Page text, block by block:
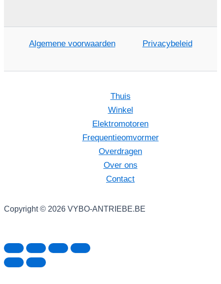
Algemene voorwaarden Privacybeleid
Thuis
Winkel
Elektromotoren
Frequentieomvormer
Overdragen
Over ons
Contact
Copyright © 2026 VYBO-ANTRIEBE.BE